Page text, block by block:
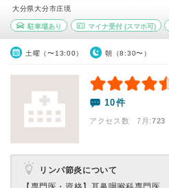
大分県大分市庄境
駐車場あり マイナ受付(スマホ可)
土曜（〜13:00） 朝（8:30〜）
10件
アクセス数 7月:723
リンパ節炎について